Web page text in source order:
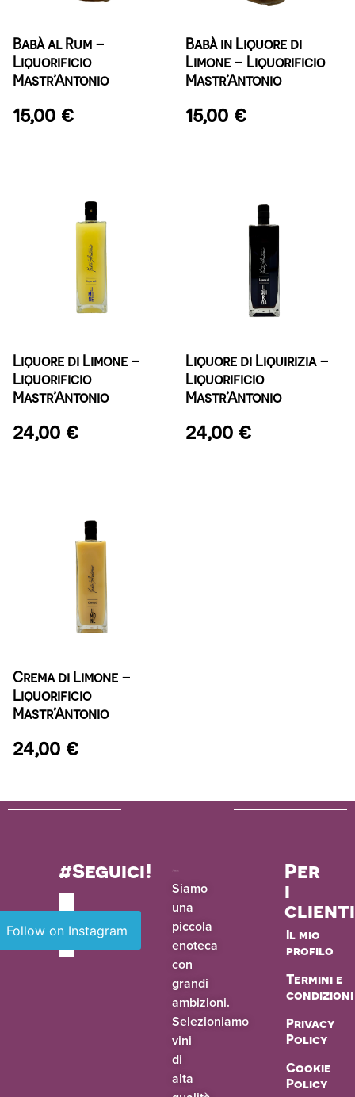
Babà al Rum –
Liquorificio
Mastr’Antonio
15,00 €
Babà in Liquore di
Limone – Liquorificio
Mastr’Antonio
15,00 €
Liquore di Limone –
Liquorificio
Mastr’Antonio
24,00 €
Liquore di Liquirizia –
Liquorificio
Mastr’Antonio
24,00 €
Crema di Limone –
Liquorificio
Mastr’Antonio
24,00 €
Siamo
una
piccola
enoteca
con
grandi
ambizioni.
Selezioniamo
vini
di
alta
Per
i
clienti
Il mio
profilo
Termini e
condizioni
Privacy
Policy
Cookie
Policy
#Seguici!
Follow on Instagram